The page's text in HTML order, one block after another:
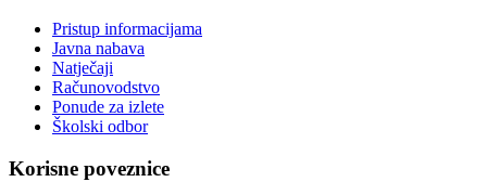
Pristup informacijama
Javna nabava
Natječaji
Računovodstvo
Ponude za izlete
Školski odbor
Korisne poveznice